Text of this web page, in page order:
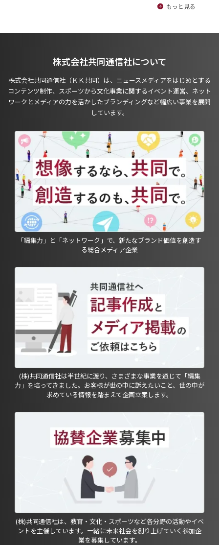
もっと見る
株式会社共同通信社について
株式会社共同通信社（ＫＫ共同）は、ニュースメディアをはじめとする
コンテンツ制作、スポーツから文化事業に関するイベント運営、ネット
ワークとメディアの力を活かしたブランディングなど幅広い事業を展開
しています。
「編集力」と「ネットワーク」で、新たなブランド価値を創造す
る総合メディア企業
(株)共同通信社は半世紀に渡り、さまざまな事業を通じて「編集
力」を培ってきました。お客様が世の中に訴えたいこと、世の中が
求めている情報を踏まえて企画立案します。
(株)共同通信社は、教育・文化・スポーツなど各分野の活動やイベ
ントを主催しています。一緒に未来社会を創り上げていく参加企
業を募集しています。